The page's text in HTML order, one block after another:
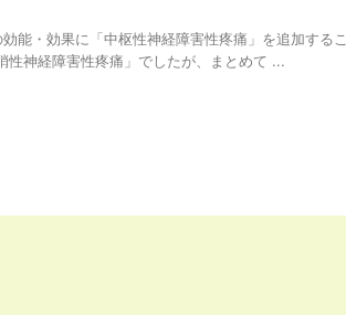
能・効果に「中枢性神経障害性疼痛」を追加するこ
性神経障害性疼痛」でしたが、まとめて ...